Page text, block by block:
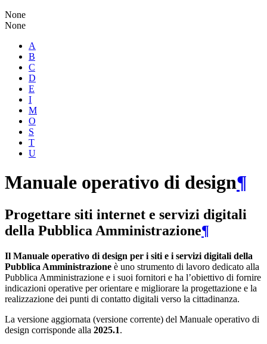
None
None
A
B
C
D
E
I
M
O
S
T
U
Manuale operativo di design¶
Progettare siti internet e servizi digitali
della Pubblica Amministrazione¶
Il Manuale operativo di design per i siti e i servizi digitali della
Pubblica Amministrazione è uno strumento di lavoro dedicato alla
Pubblica Amministrazione e i suoi fornitori e ha l’obiettivo di fornire
indicazioni operative per orientare e migliorare la progettazione e la
realizzazione dei punti di contatto digitali verso la cittadinanza.
La versione aggiornata (versione corrente) del Manuale operativo di
design corrisponde alla 2025.1.